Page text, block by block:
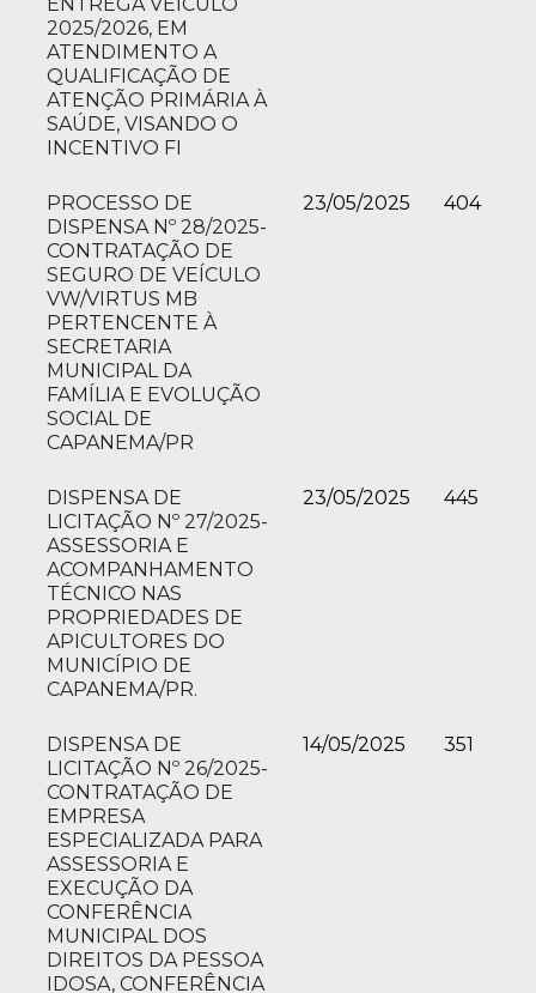
2025/2026, EM
ATENDIMENTO A
QUALIFICAÇÃO DE
ATENÇÃO PRIMÁRIA À
SAÚDE, VISANDO O
INCENTIVO FI
PROCESSO DE
DISPENSA Nº 28/2025-
CONTRATAÇÃO DE
SEGURO DE VEÍCULO
VW/VIRTUS MB
PERTENCENTE À
SECRETARIA
MUNICIPAL DA
FAMÍLIA E EVOLUÇÃO
SOCIAL DE
CAPANEMA/PR
23/05/2025 404
DISPENSA DE
LICITAÇÃO Nº 27/2025-
ASSESSORIA E
ACOMPANHAMENTO
TÉCNICO NAS
PROPRIEDADES DE
APICULTORES DO
MUNICÍPIO DE
CAPANEMA/PR.
23/05/2025 445
DISPENSA DE
LICITAÇÃO Nº 26/2025-
CONTRATAÇÃO DE
EMPRESA
ESPECIALIZADA PARA
ASSESSORIA E
EXECUÇÃO DA
CONFERÊNCIA
MUNICIPAL DOS
DIREITOS DA PESSOA
IDOSA, CONFERÊNCIA
14/05/2025 351